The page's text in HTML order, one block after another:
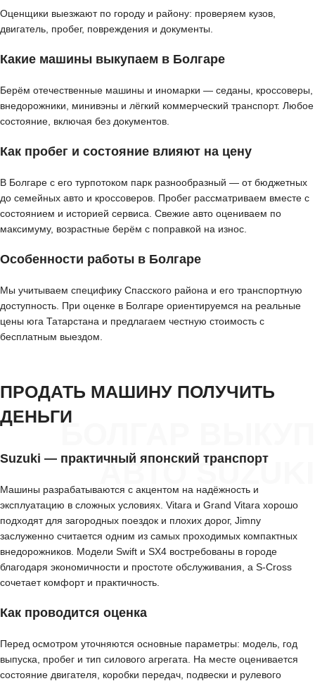
Оценщики выезжают по городу и району: проверяем кузов,
двигатель, пробег, повреждения и документы.
Какие машины выкупаем в Болгаре
Берём отечественные машины и иномарки — седаны, кроссоверы,
внедорожники, минивэны и лёгкий коммерческий транспорт. Любое
состояние, включая без документов.
Как пробег и состояние влияют на цену
В Болгаре с его турпотоком парк разнообразный — от бюджетных
до семейных авто и кроссоверов. Пробег рассматриваем вместе с
состоянием и историей сервиса. Свежие авто оцениваем по
максимуму, возрастные берём с поправкой на износ.
Особенности работы в Болгаре
Мы учитываем специфику Спасского района и его транспортную
доступность. При оценке в Болгаре ориентируемся на реальные
цены юга Татарстана и предлагаем честную стоимость с
бесплатным выездом.
БОЛГАР ВЫКУП
АВТО SUZUKI
ПРОДАТЬ МАШИНУ ПОЛУЧИТЬ
ДЕНЬГИ
Suzuki — практичный японский транспорт
Машины разрабатываются с акцентом на надёжность и
эксплуатацию в сложных условиях. Vitara и Grand Vitara хорошо
подходят для загородных поездок и плохих дорог, Jimny
заслуженно считается одним из самых проходимых компактных
внедорожников. Модели Swift и SX4 востребованы в городе
благодаря экономичности и простоте обслуживания, а S-Cross
сочетает комфорт и практичность.
Как проводится оценка
Перед осмотром уточняются основные параметры: модель, год
выпуска, пробег и тип силового агрегата. На месте оценивается
состояние двигателя, коробки передач, подвески и рулевого